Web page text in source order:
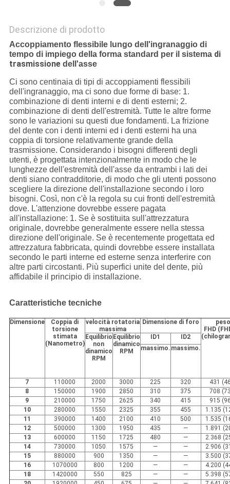
Descrizione di prodotto
Accoppiamento flessibile lungo dell'ingranaggio di
tempo di impiego della forma standard per il sistemadi
trasmissione dell'asse
Ci sono centinaia di tipi di accoppiamenti flessibili
dell'ingranaggio, ma ci sono due forme di base: 1.
combinazione di denti interni e di denti esterni; 2.
combinazione di denti dell'estremità. Tutte le altre forme
sono le variazioni su questi due fondamenti. La frizione
del dente con i denti interni ed i denti esterni ha una
coppia di torsione relativamente grande della
trasmissione. Considerando i bisogni differenti degli
utenti, è progettata intenzionalmente in modo che le
lunghezze dell'estremità dell'asse da entrambi i lati dei
denti siano contradditorie, di modo che gli utenti possono
scegliere la direzione dell'installazione secondo i loro
bisogni. Così, non c'è la regola su cui fronti dell'estremità
dove. L'attenzione dovrebbe essere pagata
all'installazione: 1. Se è sostituita sull'attrezzatura
originale, dovrebbe generalmente essere nella stessa
direzione dell'originale. Se è recentemente progettata ed
attrezzatura fabbricata, quindi dovrebbe essere installata
secondo le parti interne ed esterne senza interferire con
altre parti circostanti. Più superfici unite del dente, più
affidabile il principio di installazione.
Caratteristiche tecniche
Dimensione
Coppia di
torsione
stimata
(Nanometro)
velocità rotatoria
massima
Dimensione di foro
FHD
Equilibrio
non
dinamico
RPM
Equilibrio
dinamico
RPM
ID1
ID2
massimo. massimo.
7 110000 2000 3000 225 320
431
8
150000 1900 2850 310 375
708
9
210000 1750 2625 340 415
915
10
280000 1550 2325 355 455
1.135
11
390000 1400 2100 410 500
1.535
12
500000 1300 1950 435 —
1.891
13
600000 1150 1725 480 —
2.368
14
730000 1050 1575 — —
2.906
15
880000 900 1350 — —
3.500
16
1070000 800 1200 — —
4.200
18
1420000 550 825 — —
5.398